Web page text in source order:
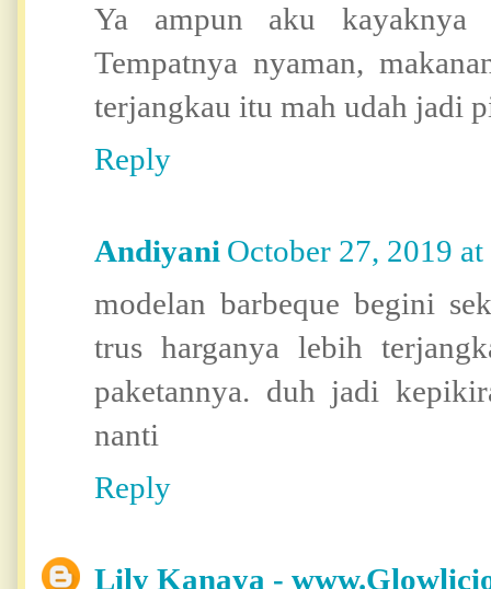
Ya ampun aku
Tempatnya nyaman,
terjangkau itu mah udah jadi
Reply
Andiyani October 27, 2019
modelan barbeque begini
trus harganya lebih
paketannya. duh jadi
nanti
Reply
Lily Kanaya -